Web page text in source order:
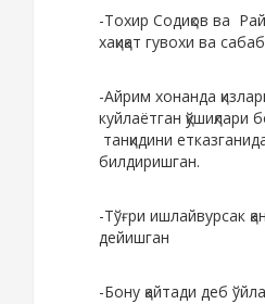
-Тохир Содиқов ва
хақиқат гувохи ва
-Айрим хонанда
куйлаётган қўшиқлари
танқидини
билдиришган.
-Тўғри ишлайвурсак
дейишган
-Бону қайтади деб